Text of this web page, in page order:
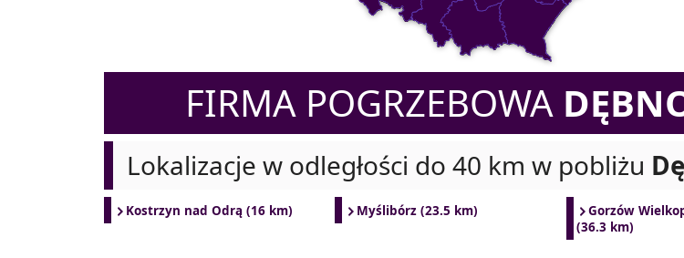
FIRMA POGRZEBOWA
Lokalizacje w odległości do 40 km w pobliżu
Kostrzyn nad Odrą (16 km) Myślibórz (23.5 km)
Gorzów
(36.3 km)